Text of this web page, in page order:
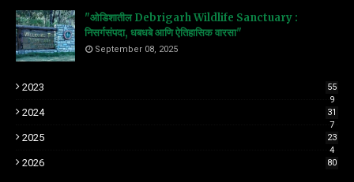
"ओडिशातील Debrigarh Wildlife Sanctuary :
निसर्गसंपदा, धबधबे आणि ऐतिहासिक वारसा"
September 08, 2025
2023
55
9
2024
31
7
2025
23
4
2026 80